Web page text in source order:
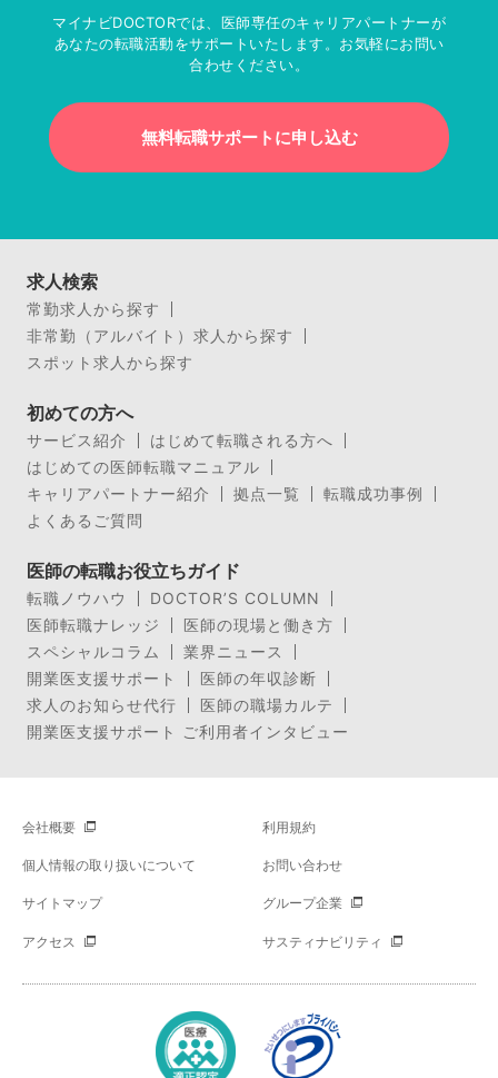
マイナビDOCTORでは、医師専任のキャリアパートナーが
あなたの転職活動をサポートいたします。お気軽にお問い
合わせください。
無料転職サポートに申し込む
求人検索
常勤求人から探す
非常勤（アルバイト）求人から探す
スポット求人から探す
初めての方へ
サービス紹介
はじめて転職される方へ
はじめての医師転職マニュアル
キャリアパートナー紹介
拠点一覧
転職成功事例
よくあるご質問
医師の転職お役立ちガイド
転職ノウハウ
DOCTOR’S COLUMN
医師転職ナレッジ
医師の現場と働き方
スペシャルコラム
業界ニュース
開業医支援サポート
医師の年収診断
求人のお知らせ代行
医師の職場カルテ
開業医支援サポート ご利用者インタビュー
会社概要 利用規約
個人情報の取り扱いについて お問い合わせ
サイトマップ グループ企業
アクセス サスティナビリティ